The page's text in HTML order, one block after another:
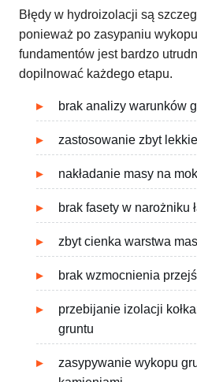
Błędy w hydroizolacji są
ponieważ po zasypaniu
fundamentów jest bardzo
dopilnować każdego etapu.
brak analizy warunków
zastosowanie zbyt
nakładanie masy na
brak fasety w narożniku
zbyt cienka warstwa
brak wzmocnienia
przebijanie izolacji
gruntu
zasypywanie wykopu